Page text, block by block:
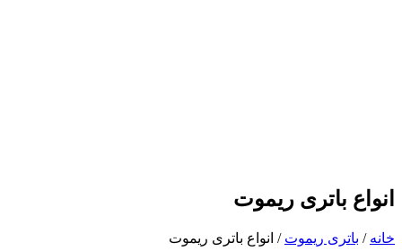
انواع باتری ریموت
خانه / باتری ریموت / انواع باتری ریموت